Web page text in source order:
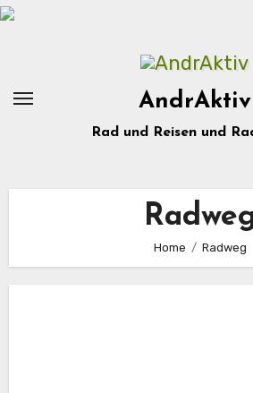
Zum
AndrAktiv
Rad und Reisen und
Home Radweg